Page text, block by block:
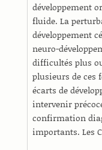
développement
fluide. La
développement
neuro-
difficultés plus
plusieurs de ces
écarts de
intervenir
confirmation
importants. Les